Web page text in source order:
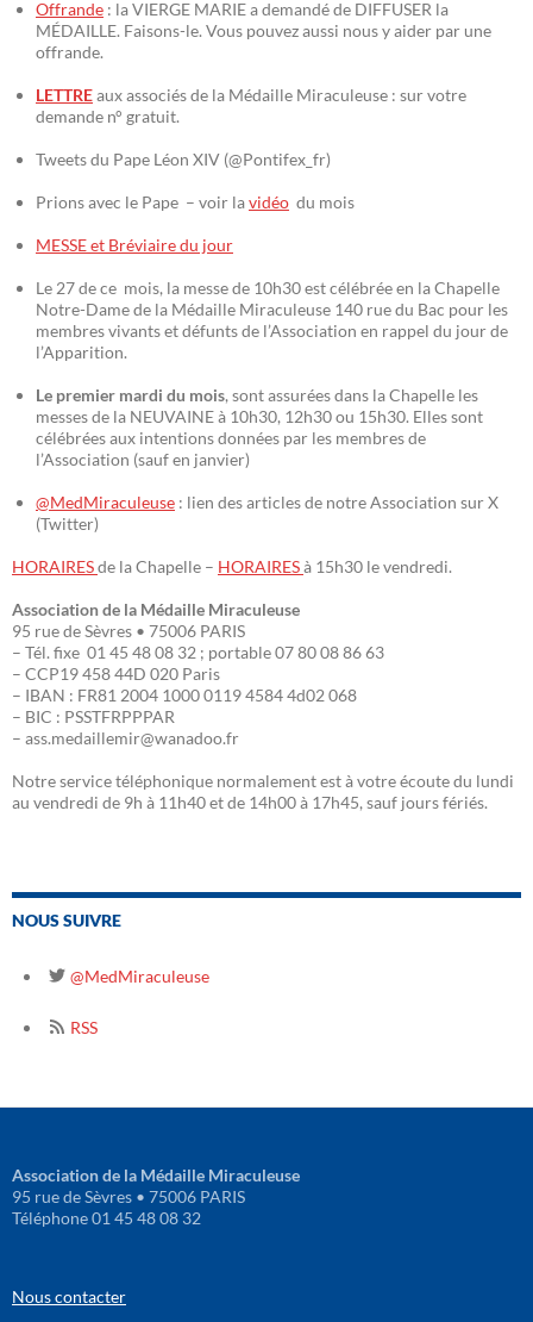
Offrande : la VIERGE MARIE a demandé de DIFFUSER la
MÉDAILLE. Faisons-le. Vous pouvez aussi nous y aider par une
offrande.
LETTREaux associés de la Médaille Miraculeuse : sur votre
demande n° gratuit.
Tweets du Pape Léon XIV (@Pontifex_fr)
Prions avec le Pape – voir lavidéo du mois
MESSE et Bréviaire du jour
Le 27 de ce mois, la messe de 10h30 est célébrée en la Chapelle
Notre-Dame de la Médaille Miraculeuse 140 rue du Bac pour les
membres vivants et défunts de l’Association en rappel du jour de
l’Apparition.
Le premier mardi du mois, sont assurées dans la Chapelle les
messes de la NEUVAINE à 10h30, 12h30 ou 15h30. Elles sont
célébrées aux intentions données par les membres de
l’Association (sauf en janvier)
@MedMiraculeuse : lien des articles de notre Association sur X
(Twitter)
HORAIRESde la Chapelle – HORAIRESà 15h30 le vendredi.
Association de la Médaille Miraculeuse
95 rue de Sèvres • 75006 PARIS
– Tél. fixe 01 45 48 08 32 ; portable 07 80 08 86 63
– CCP19 458 44D 020 Paris
– IBAN : FR81 2004 1000 0119 4584 4d02 068
– BIC : PSSTFRPPPAR
– ass.medaillemir@wanadoo.fr
Notre service téléphonique normalement est à votre écoute du lundi
au vendredi de 9h à 11h40 et de 14h00 à 17h45, sauf jours fériés.
NOUS SUIVRE
@MedMiraculeuse
RSS
Association de la Médaille Miraculeuse
95 rue de Sèvres • 75006 PARIS
Téléphone 01 45 48 08 32
Nous contacter